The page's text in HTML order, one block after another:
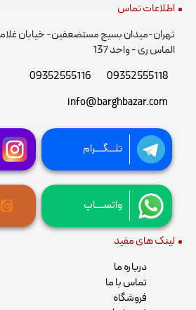
اطلاعات تماس
تهران-میدان بسیج مستضعفین- خیابان
الماس ری - واحد 137
09352555118
09352555116
info@barghbazar.com
تلـــگــــرام
واتســــاپ
لینک های مفید
درباره ما
تماس با ما
فروشگاه